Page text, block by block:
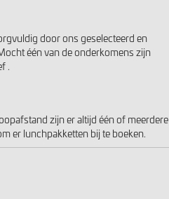
door ons geselecteerd en
één van de onderkomens zijn
.
zijn er altijd één of meerdere
er lunchpakketten bij te boeken.